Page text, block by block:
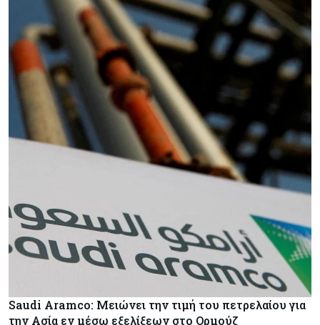
Saudi Aramco: Μειώνει την τιμή του πετρελαίου για
την Ασία εν μέσω εξελίξεων στο Ορμούζ